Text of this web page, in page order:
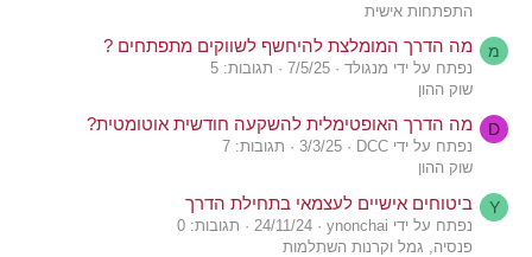
התפתחות אישית
מ מה הדרך המומלצת להיחשף לשווקים מתפתחים ?
נפתח על ידי מנגולד 7/5/25
תגובות: 5
שוק ההון
D מה הדרך האופטימלית להשקעה חודשית אוטומטית?
נפתח על ידי DCC 3/3/25
תגובות: 7
שוק ההון
Y ביטוחים אישיים לעצמאי בתחילת הדרך
נפתח על ידי ynonchai 24/11/24
תגובות: 0
פנסיה, גמל וקרנות השתלמות